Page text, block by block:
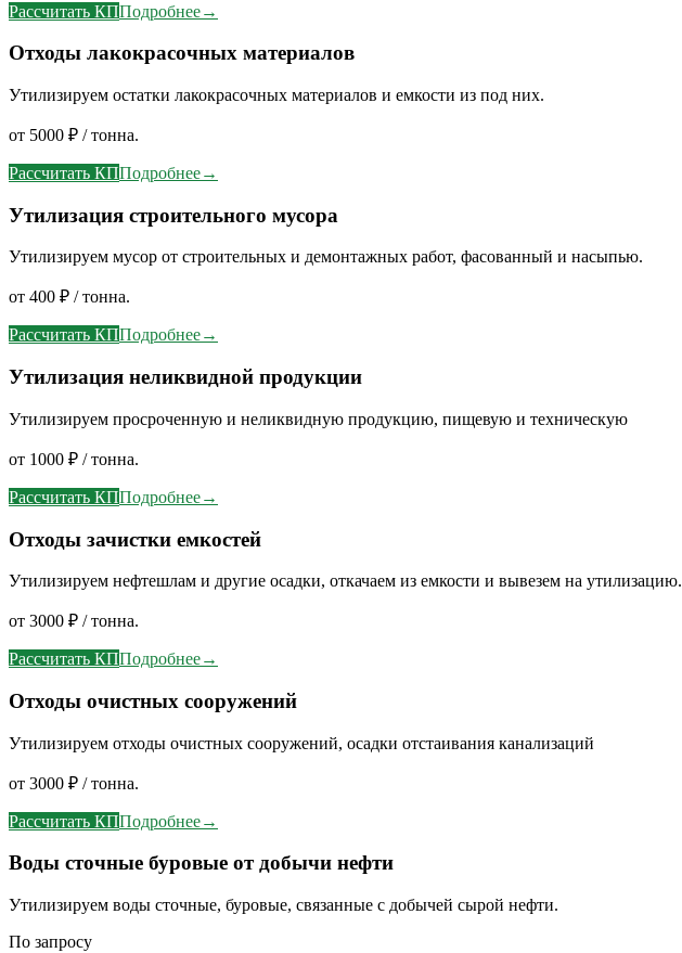
Рассчитать КППодробнее→
Отходы лакокрасочных материалов
Утилизируем остатки лакокрасочных материалов и емкости из под них.
от 5000 ₽ / тонна.
Рассчитать КППодробнее→
Утилизация строительного мусора
Утилизируем мусор от строительных и демонтажных работ, фасованный и насыпью.
от 400 ₽ / тонна.
Рассчитать КППодробнее→
Утилизация неликвидной продукции
Утилизируем просроченную и неликвидную продукцию, пищевую и техническую
от 1000 ₽ / тонна.
Рассчитать КППодробнее→
Отходы зачистки емкостей
Утилизируем нефтешлам и другие осадки, откачаем из емкости и вывезем на утилизацию.
от 3000 ₽ / тонна.
Рассчитать КППодробнее→
Отходы очистных сооружений
Утилизируем отходы очистных сооружений, осадки отстаивания канализаций
от 3000 ₽ / тонна.
Рассчитать КППодробнее→
Воды сточные буровые от добычи нефти
Утилизируем воды сточные, буровые, связанные с добычей сырой нефти.
По запросу